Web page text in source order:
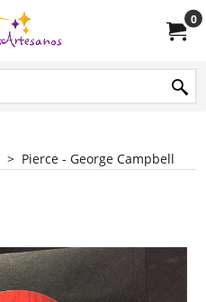
0
> Pierce - George Campbell